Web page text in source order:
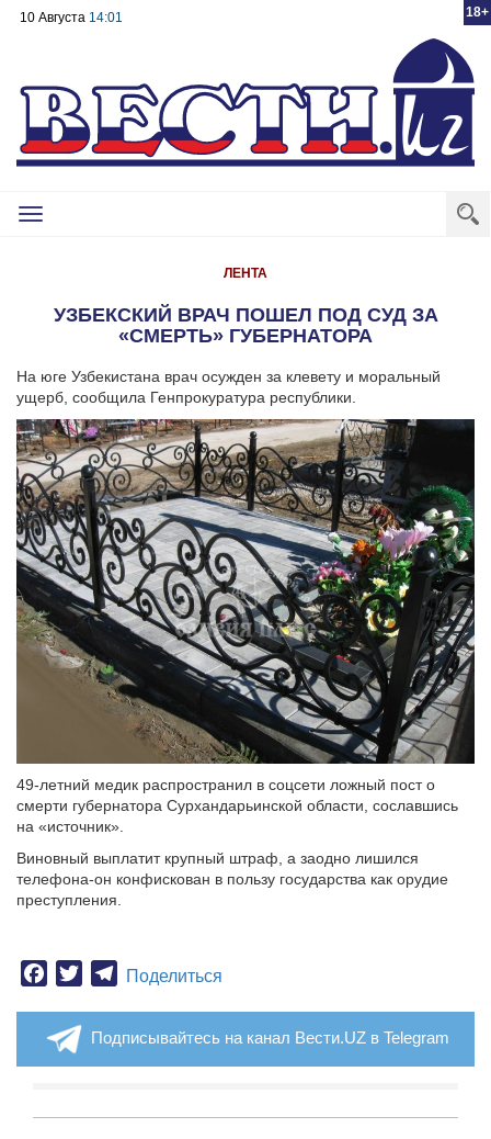
18+
10 Августа 14:01
Toggle
ЛЕНТА
УЗБЕКСКИЙ ВРАЧ ПОШЕЛ ПОД СУД ЗА
«СМЕРТЬ» ГУБЕРНАТОРА
На юге Узбекистана врач осужден за клевету и моральный
ущерб, сообщила Генпрокуратура республики.
49-летний медик распространил в соцсети ложный пост о
смерти губернатора Сурхандарьинской области, сославшись
на «источник».
Виновный выплатит крупный штраф, а заодно лишился
телефона-он конфискован в пользу государства как орудие
преступления.
Facebook
TwitterTelegram
Поделиться
Подписывайтесь на канал Вести.UZ в Telegram